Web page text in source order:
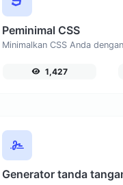
Peminimal CSS
1,427
Generator tanda